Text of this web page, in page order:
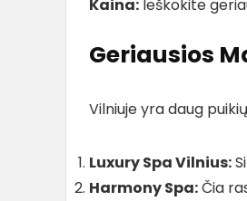
Kaina: Ieškokite
Geriausios
Vilniuje yra daug
Luxury Spa Vilnius:
Harmony Spa:Čia